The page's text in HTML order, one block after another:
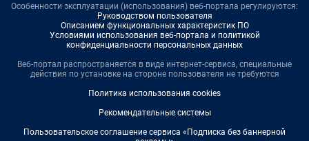
Особенности эксплуатации (использования) веб-портала регулируются:
Руководством пользователя
Описанием функциональных характеристик ПО
Условиями использования веб-портала и политикой
конфиденциальности персональных данных
Веб-портал распространяется в виде интернет-сервиса, специальные
действия по установке на стороне пользователя не требуются
Политика использования cookies
Рекомендательные системы
Пользовательское соглашение сервиса «Подписка без баннерной